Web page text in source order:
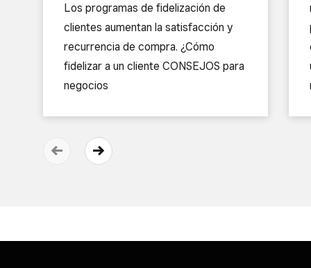
Los programas de fidelización de
clientes aumentan la satisfacción y
recurrencia de compra. ¿Cómo
fidelizar a un cliente CONSEJOS para
negocios